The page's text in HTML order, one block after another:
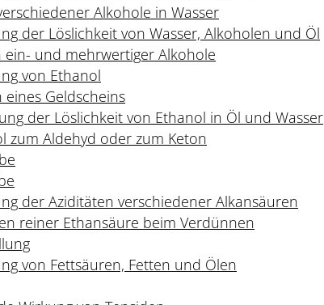
Alkohole in Wasser
der Löslichkeit von Wasser, Alkoholen und Öl
ein- und mehrwertiger Alkohole
von Ethanol
Geldscheins
der Löslichkeit von Ethanol in Öl und Wasser
zum Aldehyd oder zum Keton
der Aziditäten verschiedener Alkansäuren
reiner Ethansäure beim Verdünnen
von Fettsäuren, Fetten und Ölen